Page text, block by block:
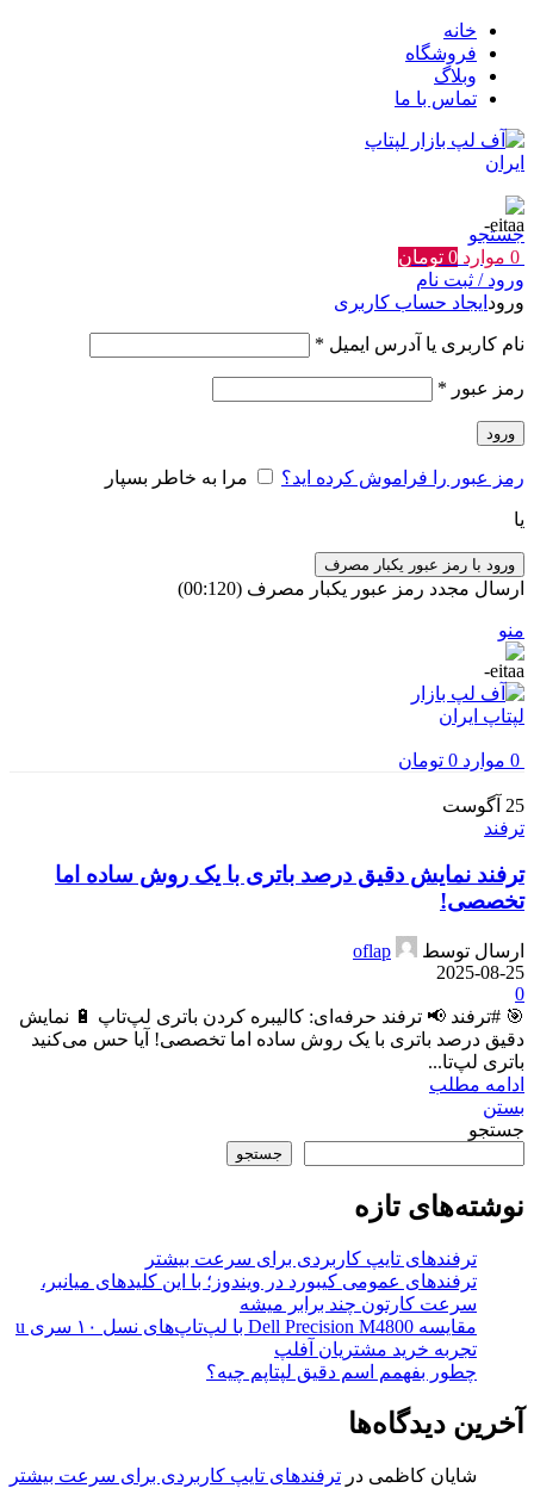
خانه
فروشگاه
وبلاگ
تماس با ما
جستجو
0 موارد 0 تومان
ورود / ثبت نام
ورود ایجاد حساب کاربری
نام کاربری یا آدرس ایمیل *
رمز عبور *
ورود
رمز عبور را فراموش کرده اید؟ مرا به خاطر بسپار
یا
ورود با رمز عبور یکبار مصرف
ارسال مجدد رمز عبور یکبار مصرف (00:
120
)
منو
0 موارد 0 تومان
25 آگوست
ترفند
ترفند نمایش دقیق درصد باتری با یک روش ساده اما
تخصصی!
ارسال توسط
oflap
2025-08-25
0
🎯 #ترفند 📢 ترفند حرفه‌ای: کالیبره کردن باتری لپ‌تاپ 🔋 نمایش
دقیق درصد باتری با یک روش ساده اما تخصصی! آیا حس می‌کنید
باتری لپ‌تا...
ادامه مطلب
بستن
جستجو
جستجو
نوشته‌های تازه
ترفندهای تایپ کاربردی برای سرعت بیشتر
ترفندهای عمومی کیبورد در ویندوز؛ با این کلیدهای میانبر،
سرعت کارتون چند برابر میشه
مقایسه Dell Precision M4800 با لپ‌تاپ‌های نسل ۱۰ سری u
تجربه خرید مشتریان آفلپ
چطور بفهمم اسم دقیق لپتاپم چیه؟
آخرین دیدگاه‌ها
شایان کاظمی در ترفندهای تایپ کاربردی برای سرعت بیشتر